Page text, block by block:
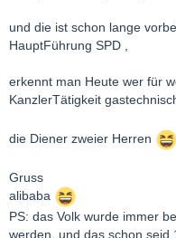
und die ist schon lange
HauptFührung SPD ,
erkennt man Heute wer für
KanzlerTätigkeit
die Diener zweier Herren
Gruss
alibaba
PS: das Volk wurde immer
werden, und das schon seid